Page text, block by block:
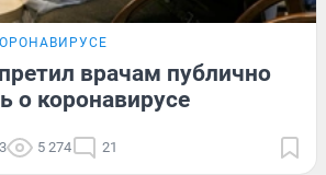
врачам публично
о коронавирусе
5 274 21